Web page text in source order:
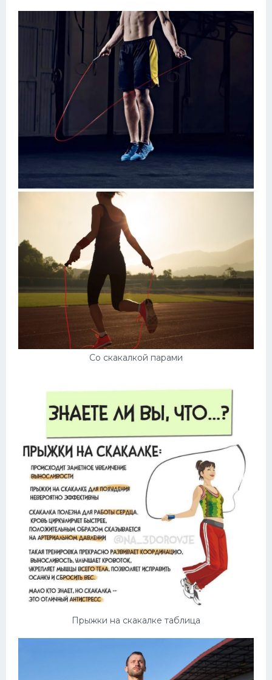
Со скакалкой парами
Прыжки на скакалке таблица